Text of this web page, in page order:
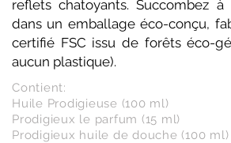
reflets chatoyants. Succombez
dans un emballage éco-conçu,
certifié FSC issu de forêts éco-
aucun plastique).
Contient:
Huile Prodigieuse (100 ml)
Prodigieux le parfum (15 ml)
Prodigieux huile de douche (100 ml)